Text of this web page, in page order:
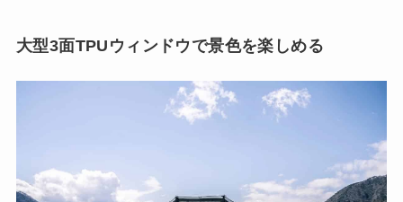
大型3面TPUウィンドウで景色を楽しめる